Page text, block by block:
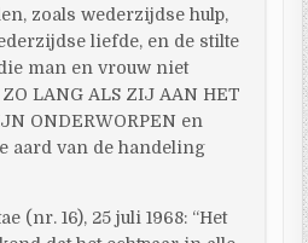
zoals wederzijdse hulp,
liefde, en de stilte
man en vrouw niet
LANG ALS ZIJ AAN HET
ONDERWORPEN en
aard van de handeling
(nr. 16), 25 juli 1968: “Het